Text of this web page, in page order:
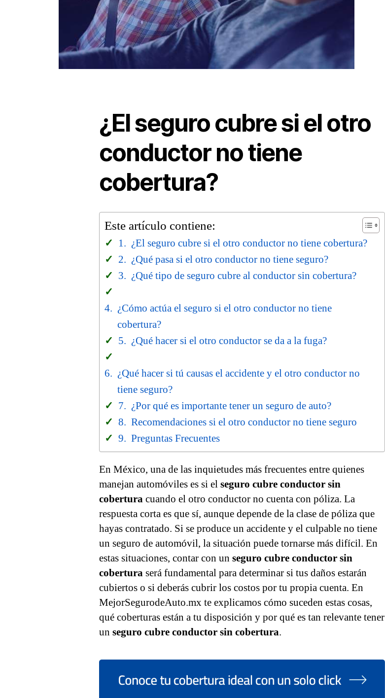
¿El seguro cubre si el otro
conductor no tiene
cobertura?
Este artículo contiene:
¿El seguro cubre si el otro conductor no tiene cobertura?
¿Qué pasa si el otro conductor no tiene seguro?
¿Qué tipo de seguro cubre al conductor sin cobertura?
¿Cómo actúa el seguro si el otro conductor no tiene
cobertura?
¿Qué hacer si el otro conductor se da a la fuga?
¿Qué hacer si tú causas el accidente y el otro conductor no
tiene seguro?
¿Por qué es importante tener un seguro de auto?
Recomendaciones si el otro conductor no tiene seguro
Preguntas Frecuentes
En México, una de las inquietudes más frecuentes entre quienes
manejan automóviles es si elseguro cubre conductor sin
coberturacuando el otro conductor no cuenta con póliza. La
respuesta corta es que sí, aunque depende de la clase de póliza que
hayas contratado. Si se produce un accidente y el culpable no tiene
un seguro de automóvil, la situación puede tornarse más difícil. En
estas situaciones, contar con un seguro cubre conductor sin
coberturaserá fundamental para determinar si tus daños estarán
cubiertos o si deberás cubrir los costos por tu propia cuenta. En
MejorSegurodeAuto.mx te explicamos cómo suceden estas cosas,
qué coberturas están a tu disposición y por qué es tan relevante tener
un seguro cubre conductor sin cobertura.